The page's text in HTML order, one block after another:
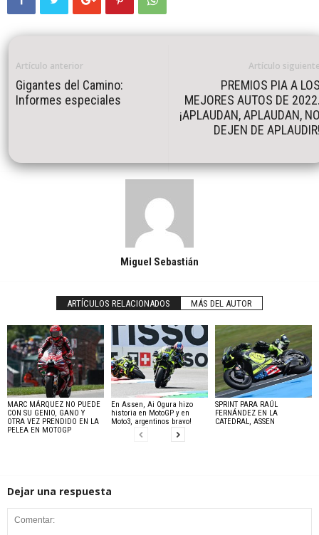
Artículo anterior
Gigantes del Camino:
Informes especiales
Artículo
PREMIOS PIA A
MEJORES AUTOS DE
¡APLAUDAN, APLAUDAN,
DEJEN DE
Miguel Sebastián
ARTÍCULOS RELACIONADOS MÁS DEL AUTOR
MARC MÁRQUEZ NO PUEDE
CON SU GENIO, GANO Y
OTRA VEZ PRENDIDO EN LA
PELEA EN MOTOGP
En Assen, Ai Ogura hizo
historia en MotoGP y en
Moto3, argentinos bravo!
SPRINT PARA RAÚL
FERNÁNDEZ EN LA
CATEDRAL, ASSEN
Dejar una respuesta